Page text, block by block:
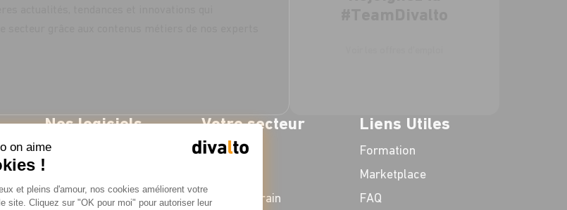
Nos logiciels
ERP
CRM
Gestion d'Intervention
Votre secteur
Industrie
Service terrain
Liens Utiles
Formation
Marketplace
FAQ
on aime
!
de Gestion du Consentement : Personnalisez vos Options
et pleins d'amour, nos cookies améliorent votre
site. Cliquez sur "OK pour moi" pour autoriser leur
Axeptio consent